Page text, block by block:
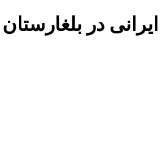
ایرانی در بلغارستان